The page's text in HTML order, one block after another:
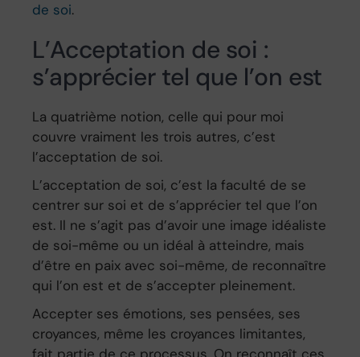
de soi.
L’Acceptation de soi :
s’apprécier tel que l’on est
La quatrième notion, celle qui pour moi
couvre vraiment les trois autres, c’est
l’acceptation de soi.
L’acceptation de soi, c’est la faculté de se
centrer sur soi et de s’apprécier tel que l’on
est. Il ne s’agit pas d’avoir une image idéaliste
de soi-même ou un idéal à atteindre, mais
d’être en paix avec soi-même, de reconnaître
qui l’on est et de s’accepter pleinement.
Accepter ses émotions, ses pensées, ses
croyances, même les croyances limitantes,